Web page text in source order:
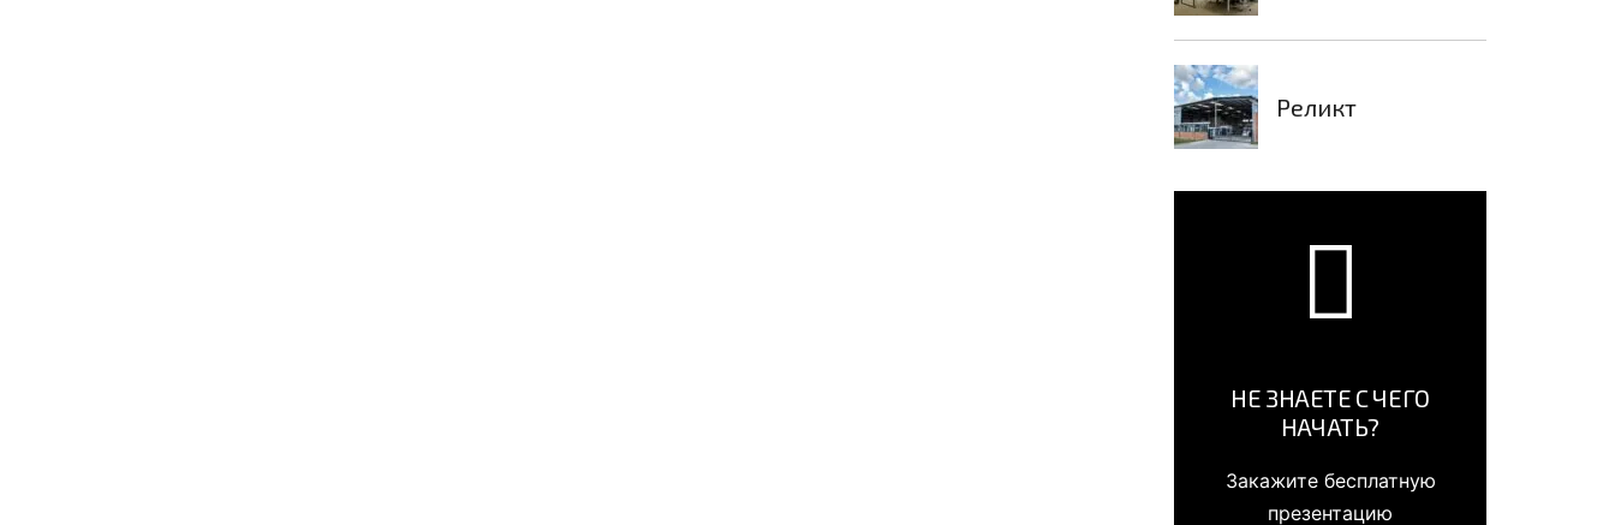
Реликт
НЕ ЗНАЕТЕ С ЧЕГО
НАЧАТЬ?
Закажите бесплатную
презентацию